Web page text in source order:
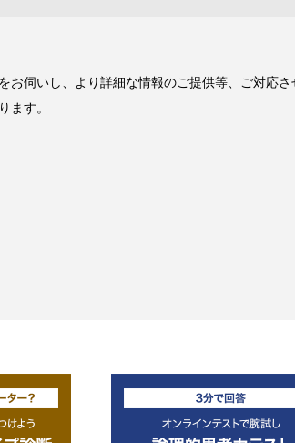
伺いし、より詳細な情報のご提供等、ご対応さ
ます。